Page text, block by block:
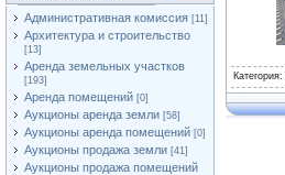
Административная комиссия [11]
Архитектура и строительство
[13]
Аренда земельных участков
[193]
Аренда помещений [0]
Аукционы аренда земли [58]
Аукционы аренда помещений [0]
Аукционы продажа земли [41]
Аукционы продажа помещений
Категория: